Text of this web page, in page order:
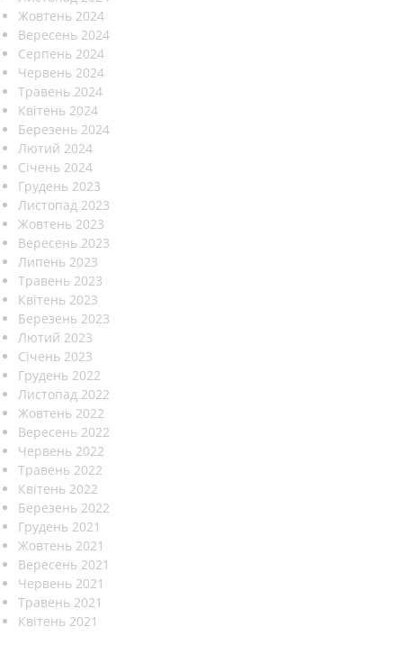
Жовтень 2024
Вересень 2024
Серпень 2024
Червень 2024
Травень 2024
Квітень 2024
Березень 2024
Лютий 2024
Січень 2024
Грудень 2023
Листопад 2023
Жовтень 2023
Вересень 2023
Липень 2023
Травень 2023
Квітень 2023
Березень 2023
Лютий 2023
Січень 2023
Грудень 2022
Листопад 2022
Жовтень 2022
Вересень 2022
Червень 2022
Травень 2022
Квітень 2022
Березень 2022
Грудень 2021
Жовтень 2021
Вересень 2021
Червень 2021
Травень 2021
Квітень 2021